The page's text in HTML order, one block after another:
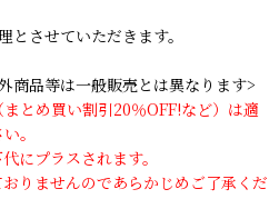
させていただきます。
商品等は一般販売とは異なります>
とめ買い割引20％OFF!など）は適
。
にプラスされます。
りませんのであらかじめご了承くだ